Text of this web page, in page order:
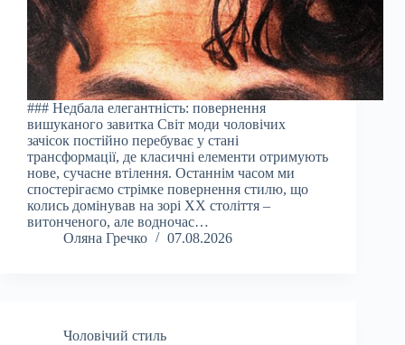
### Недбала елегантність: повернення
вишуканого завитка Світ моди чоловічих
зачісок постійно перебуває у стані
трансформації, де класичні елементи отримують
нове, сучасне втілення. Останнім часом ми
спостерігаємо стрімке повернення стилю, що
колись домінував на зорі ХХ століття –
витонченого, але водночас…
Оляна Гречко
07.08.2026
Чоловічий стиль